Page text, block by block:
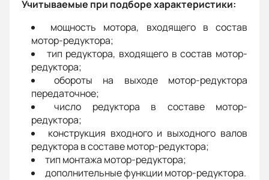
Учитываемые при подборе характеристики:
мощность мотора, входящего в состав
мотор-редуктора;
тип редуктора, входящего в состав мотор-
редуктора;
обороты на выходе мотор-редуктора
передаточное;
число редуктора в составе мотор-
редуктора;
конструкция входного и выходного валов
редуктора в составе мотор-редуктора;
тип монтажа мотор-редуктора;
дополнительные функции мотор-редуктора.